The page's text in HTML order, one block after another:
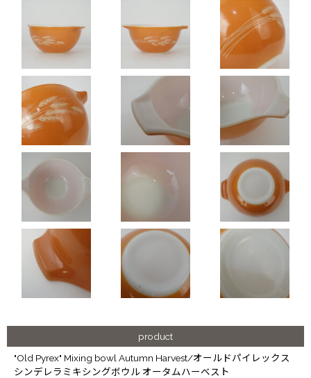
product
"Old Pyrex" Mixing bowl Autumn Harvest/オールドパイレックス
シンデレラミキシングボウル オータムハーベスト